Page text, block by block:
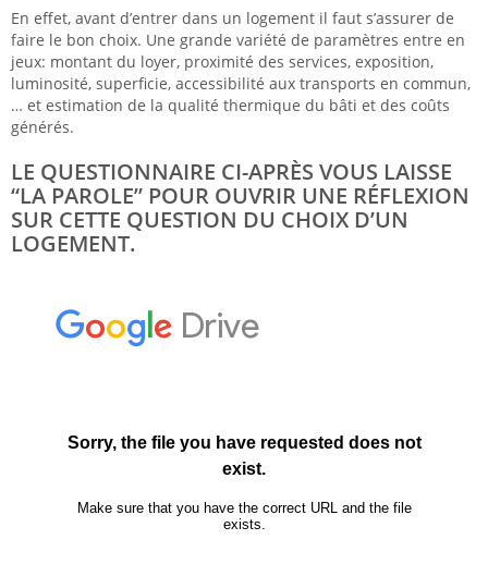
En effet, avant d’entrer dans un logement il faut s’assurer de
faire le bon choix. Une grande variété de paramètres entre en
jeux: montant du loyer, proximité des services, exposition,
luminosité, superficie, accessibilité aux transports en commun,
… et estimation de la qualité thermique du bâti et des coûts
générés.
LE QUESTIONNAIRE CI-APRÈS VOUS LAISSE
“LA PAROLE” POUR OUVRIR UNE RÉFLEXION
SUR CETTE QUESTION DU CHOIX D’UN
LOGEMENT.